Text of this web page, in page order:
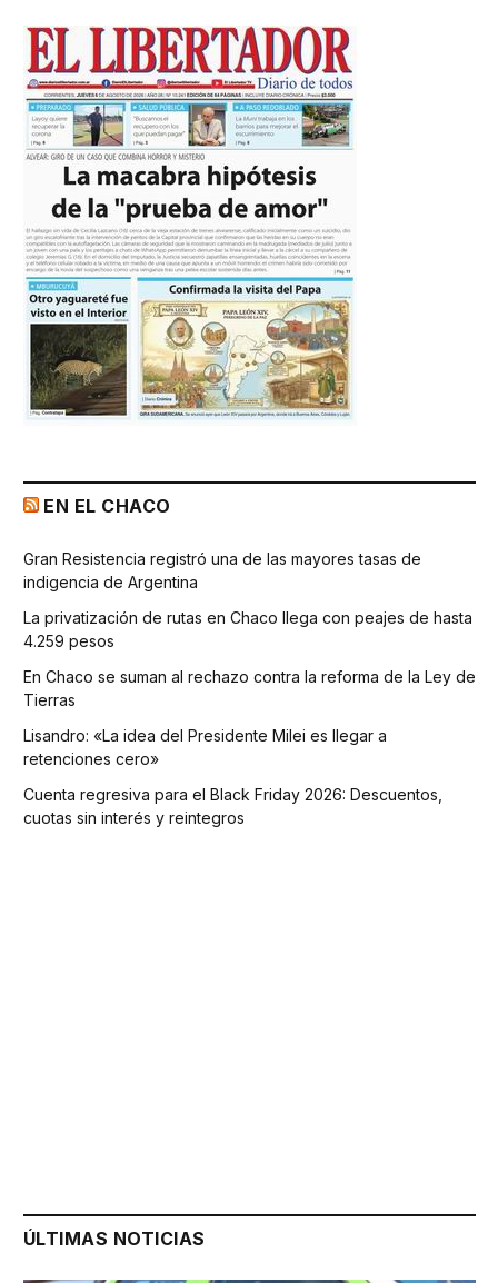
EN EL CHACO
Gran Resistencia registró una de las mayores tasas de
indigencia de Argentina
La privatización de rutas en Chaco llega con peajes de hasta
4.259 pesos
En Chaco se suman al rechazo contra la reforma de la Ley de
Tierras
Lisandro: «La idea del Presidente Milei es llegar a
retenciones cero»
Cuenta regresiva para el Black Friday 2026: Descuentos,
cuotas sin interés y reintegros
ÚLTIMAS NOTICIAS